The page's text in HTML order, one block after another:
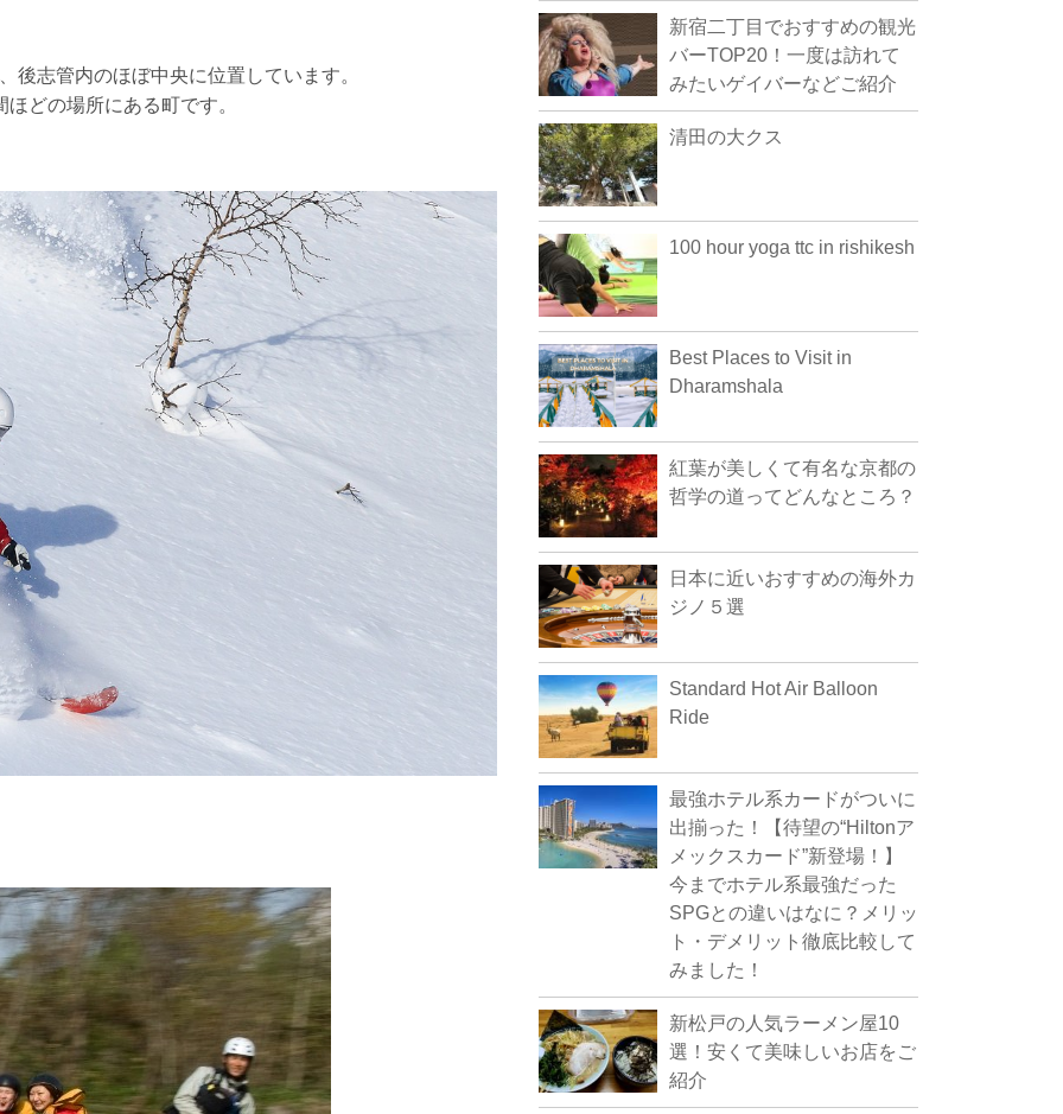
後志管内のほぼ中央に位置しています。
どの場所にある町です。
新宿二丁目でおすすめの観光
バーTOP20！一度は訪れて
みたいゲイバーなどご紹介
清田の大クス
100 hour yoga ttc in rishikesh
Best Places to Visit in
Dharamshala
紅葉が美しくて有名な京都の
哲学の道ってどんなところ？
日本に近いおすすめの海外カ
ジノ５選
Standard Hot Air Balloon
Ride
最強ホテル系カードがついに
出揃った！【待望の“Hiltonア
メックスカード”新登場！】
今までホテル系最強だった
SPGとの違いはなに？メリッ
ト・デメリット徹底比較して
みました！
新松戸の人気ラーメン屋10
選！安くて美味しいお店をご
紹介